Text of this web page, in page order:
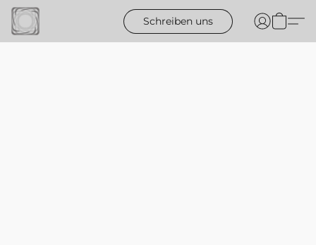
Schreiben uns